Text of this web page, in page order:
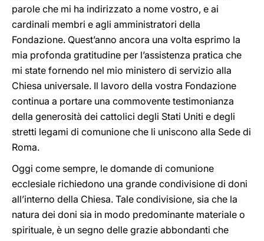
parole che mi ha indirizzato a nome vostro, e ai
cardinali membri e agli amministratori della
Fondazione. Quest’anno ancora una volta esprimo la
mia profonda gratitudine per l’assistenza pratica che
mi state fornendo nel mio ministero di servizio alla
Chiesa universale. Il lavoro della vostra Fondazione
continua a portare una commovente testimonianza
della generosità dei cattolici degli Stati Uniti e degli
stretti legami di comunione che li uniscono alla Sede di
Roma.
Oggi come sempre, le domande di comunione
ecclesiale richiedono una grande condivisione di doni
all’interno della Chiesa. Tale condivisione, sia che la
natura dei doni sia in modo predominante materiale o
spirituale, è un segno delle grazie abbondanti che